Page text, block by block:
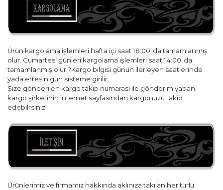
Ürün kargolama işlemleri hafta içi saat 18:00"da tamamlanmış
olur. Cumartesi günleri kargolama işlemleri saat 14:00"da
tamamlanmış olur.?Kargo bilgisi günün ilerleyen saatlerinde
yada ertesin gün sisteme girilir.
Size gönderilen kargo takip numarası ile gönderim yapan
kargo şirketinin internet sayfasından kargonuzu takip
edebilrsiniz.
Ürünlerimiz ve firmamız hakkında aklınıza takılan her türlü